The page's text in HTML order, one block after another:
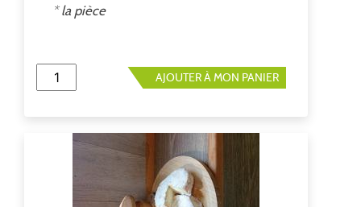
* la pièce
AJOUTER À MON PANIER